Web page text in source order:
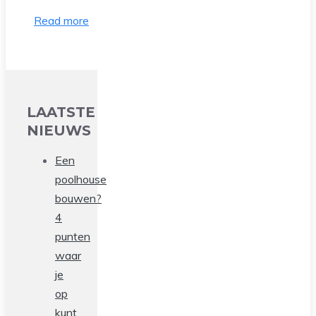
Read more
LAATSTE
NIEUWS
Een
poolhouse
bouwen?
4
punten
waar
je
op
kunt